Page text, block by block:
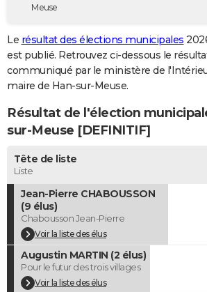
Destinations
City break
Voyage nature
Voyage de noces
Forum
GUIDES D'ACHAT
BONS PLANS
Carte de Noël
Carte Bonne année
Carte Saint-Valentin
Carte Pâques
Carte d'anniversaire
DICTIONNAIRE
Dictionnaire
Biographies
Citations
Expressions
Proverbes
PROGRAMME TV
COPAINS D'AVANT
S'inscrire
Se connecter
Lycées
Collèges
Primaires
Universités
Entreprises
Service militaire
Avis de recherche
AVIS DE DÉCÈS
FORUM
Bricolage
Lifestyle
Culture
Sport
Auto
Television
Voyage
Cinema
Meuse
Le résultat des élections municipales
est publié. Retrouvez ci-dessous le
communiqué par le ministère de
maire de Han-sur-Meuse.
Résultat de l'élection
sur-Meuse [DEFINITIF]
Tête de liste
Liste
Jean-Pierre CHABOUSSON
(9 élus)
Chabousson Jean-Pierre
Voir la liste des élus
Augustin MARTIN (2 élus)
Pour le futur des trois villages
Voir la liste des élus